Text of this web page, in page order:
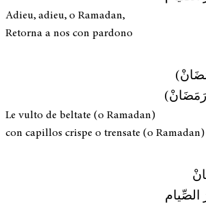
Adieu, adieu, o Ramadan,
Retorna a nos con pardono
رَمَضَانْ)
Le vulto de beltate (o Ramadan)
con capillos crispe o trensate (o Ramadan)
الصِّيام